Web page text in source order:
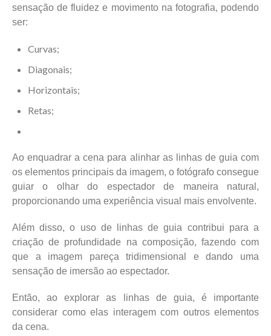
sensação de fluidez e movimento na fotografia, podendo
ser:
Curvas;
Diagonais;
Horizontais;
Retas;
Ao enquadrar a cena para alinhar as linhas de guia com
os elementos principais da imagem, o fotógrafo consegue
guiar o olhar do espectador de maneira natural,
proporcionando uma experiência visual mais envolvente.
Além disso, o uso de linhas de guia contribui para a
criação de profundidade na composição, fazendo com
que a imagem pareça tridimensional e dando uma
sensação de imersão ao espectador.
Então, ao explorar as linhas de guia, é importante
considerar como elas interagem com outros elementos
da cena.